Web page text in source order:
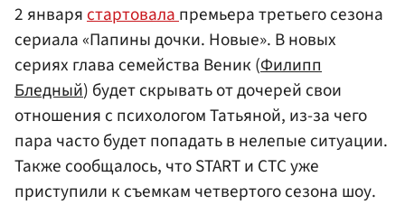
2 январястартовалапремьера третьего сезона
сериала «Папины дочки. Новые». В новых
сериях глава семейства Веник (Филипп
Бледный) будет скрывать от дочерей свои
отношения с психологом Татьяной, из-за чего
пара часто будет попадать в нелепые ситуации.
Также сообщалось, что START и СТС уже
приступили к съемкам четвертого сезона шоу.